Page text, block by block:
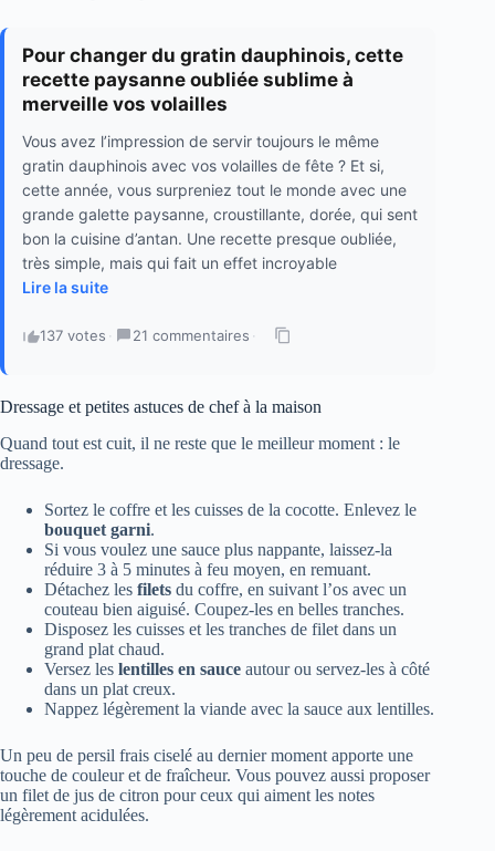
Pour changer du gratin dauphinois, cette
recette paysanne oubliée sublime à
merveille vos volailles
Vous avez l’impression de servir toujours le même
gratin dauphinois avec vos volailles de fête ? Et si,
cette année, vous surpreniez tout le monde avec une
grande galette paysanne, croustillante, dorée, qui sent
bon la cuisine d’antan. Une recette presque oubliée,
très simple, mais qui fait un effet incroyable
Lire la suite
137 votes · 21 commentaires ·
Dressage et petites astuces de chef à la maison
Quand tout est cuit, il ne reste que le meilleur moment : le
dressage.
Sortez le coffre et les cuisses de la cocotte. Enlevez le
bouquet garni.
Si vous voulez une sauce plus nappante, laissez-la
réduire 3 à 5 minutes à feu moyen, en remuant.
Détachez les filets du coffre, en suivant l’os avec un
couteau bien aiguisé. Coupez-les en belles tranches.
Disposez les cuisses et les tranches de filet dans un
grand plat chaud.
Versez les lentilles en sauce autour ou servez-les à côté
dans un plat creux.
Nappez légèrement la viande avec la sauce aux lentilles.
Un peu de persil frais ciselé au dernier moment apporte une
touche de couleur et de fraîcheur. Vous pouvez aussi proposer
un filet de jus de citron pour ceux qui aiment les notes
légèrement acidulées.